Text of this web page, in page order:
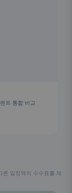
트 통합 비교
일정액의 수수료를 제